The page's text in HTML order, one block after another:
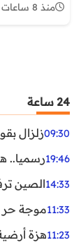
منذ 8 ساعات
24 ساعة
09:30زلزال بقوة 6.3 درجات يضرب جنوب الفلبين.. ولا تحذير من
19:46رسميا..
14:33الصين
11:33موجة حر
11:23هزة أرضية بقوة 5.6